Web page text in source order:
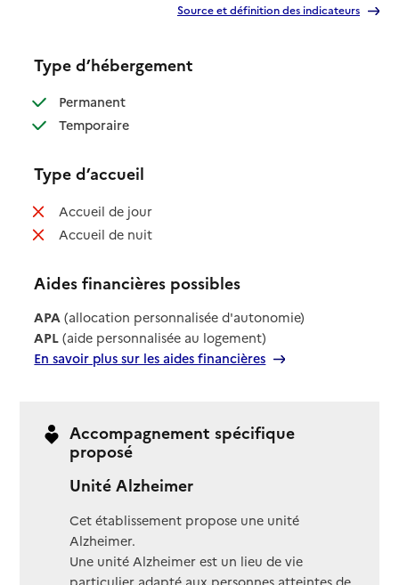
Source et définition des indicateurs
Type d’hébergement
Permanent: disponible
Temporaire: disponible
Type d’accueil
Accueil de jour: non disponible
Accueil de nuit: non disponible
Aides financières possibles
APA (allocation personnalisée d'autonomie)
APL (aide personnalisée au logement)
En savoir plus sur les aides financières
Accompagnement spécifique
proposé
Unité Alzheimer
Cet établissement propose une unité
Alzheimer.
Une unité Alzheimer est un lieu de vie